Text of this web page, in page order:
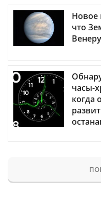
Новое
что
часы-
когда